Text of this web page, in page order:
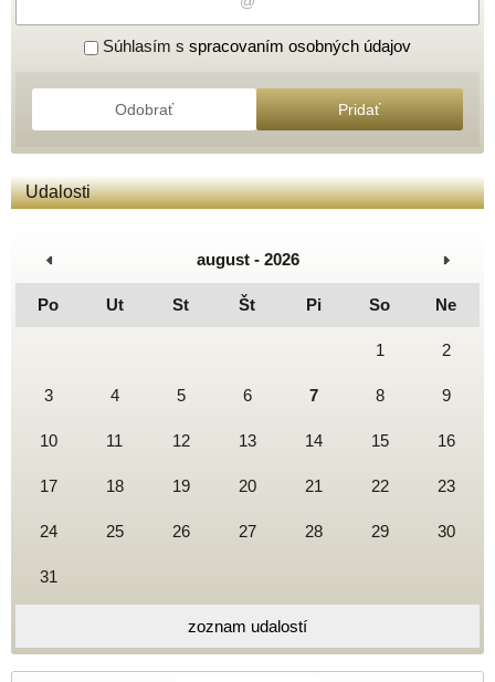
Súhlasím s spracovaním osobných údajov
Odobrať Pridať
Udalosti
august - 2026
Po Ut St Št Pi So Ne
1 2
3 4 5 6 7 8 9
10 11 12 13 14 15 16
17 18 19 20 21 22 23
24 25 26 27 28 29 30
31
zoznam udalostí